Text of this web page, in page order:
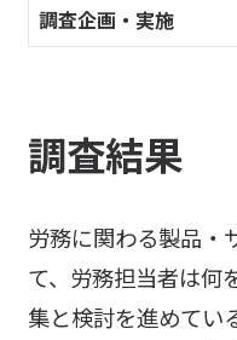
調査企画・実施
調査結果
労務に関わる製品・
て、労務担当者は何
集と検討を進めてい